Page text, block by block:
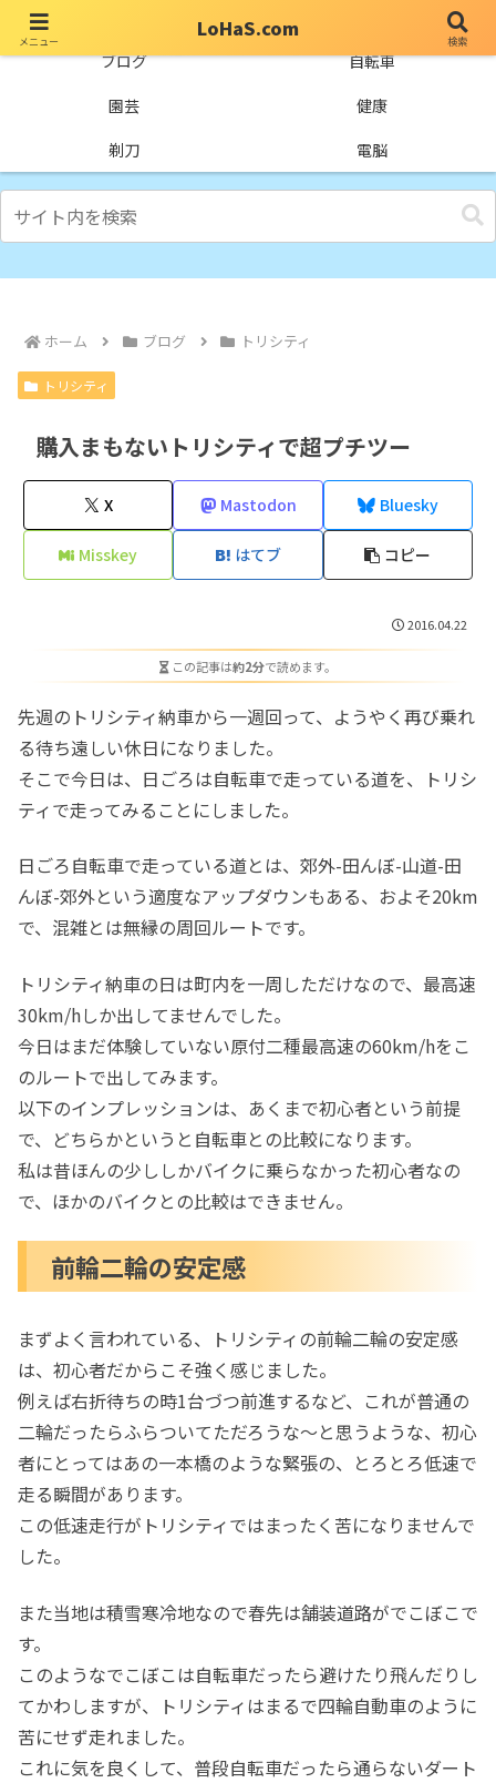
ブログ
自転車
園芸
健康
剃刀
電脳
ホーム ブログ トリシティ
トリシティ
購入まもないトリシティで超プチツー
X Mastodon Bluesky
Misskey はてブ コピー
2016.04.22
この記事は約2分で読めます。
先週のトリシティ納車から一週回って、ようやく再び乗れ
る待ち遠しい休日になりました。
そこで今日は、日ごろは自転車で走っている道を、トリシ
ティで走ってみることにしました。
日ごろ自転車で走っている道とは、郊外-田んぼ-山道-田
んぼ-郊外という適度なアップダウンもある、およそ20km
で、混雑とは無縁の周回ルートです。
トリシティ納車の日は町内を一周しただけなので、最高速
30km/hしか出してませんでした。
今日はまだ体験していない原付二種最高速の60km/hをこ
のルートで出してみます。
以下のインプレッションは、あくまで初心者という前提
で、どちらかというと自転車との比較になります。
私は昔ほんの少ししかバイクに乗らなかった初心者なの
で、ほかのバイクとの比較はできません。
前輪二輪の安定感
まずよく言われている、トリシティの前輪二輪の安定感
は、初心者だからこそ強く感じました。
例えば右折待ちの時1台づつ前進するなど、これが普通の
二輪だったらふらついてただろうな～と思うような、初心
者にとってはあの一本橋のような緊張の、とろとろ低速で
走る瞬間があります。
この低速走行がトリシティではまったく苦になりませんで
した。
また当地は積雪寒冷地なので春先は舗装道路がでこぼこで
す。
このようなでこぼこは自転車だったら避けたり飛んだりし
てかわしますが、トリシティはまるで四輪自動車のように
苦にせず走れました。
これに気を良くして、普段自転車だったら通らないダート
メニュー
LoHaS.com
検索